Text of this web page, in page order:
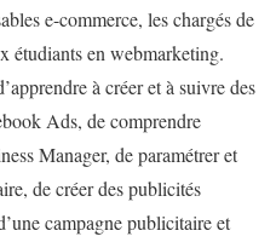
e-commerce, les chargés de
étudiants en webmarketing.
à créer et à suivre des
Ads, de comprendre
Manager, de paramétrer et
de créer des publicités
campagne publicitaire et